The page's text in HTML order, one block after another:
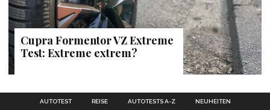
Cupra Formentor VZ Extreme
Test: Extreme extrem?
AUTOTEST REISE AUTOTESTS A-Z NEUHEITEN